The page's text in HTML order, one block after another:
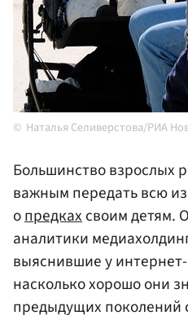
Наталья Селиверстова/РИА
Большинство взрослых
важным передать всю
опредкахсвоим детям.
аналитики
выяснившие у
насколько хорошо они
предыдущих поколений